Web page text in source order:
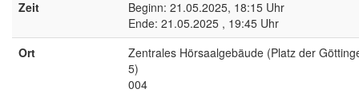
Zeit
Beginn: 21.05.2025, 18:15 Uhr
Ende: 21.05.2025 , 19:45 Uhr
Ort
Zentrales Hörsaalgebäude (Platz der
5)
004